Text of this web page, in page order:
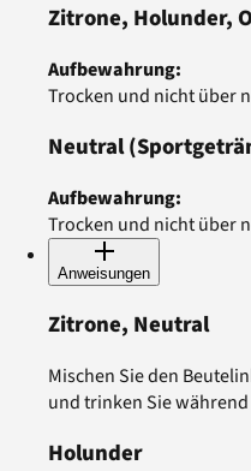
Zitrone, Holunder,
Aufbewahrung:
Trocken und nicht über
Neutral
Aufbewahrung:
Trocken und nicht über
Anweisungen
Zitrone, Neutral
Mischen Sie den
und trinken Sie
Holunder